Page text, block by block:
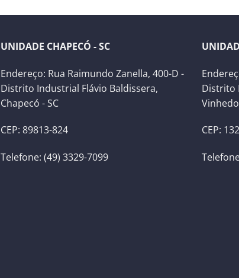
UNIDADE CHAPECÓ - SC
Endereço: Rua Raimundo Zanella, 400-D -
Distrito Industrial Flávio Baldissera,
Chapecó - SC
CEP: 89813-824
Telefone: (49) 3329-7099
Distrito
Vinhedo
CEP: